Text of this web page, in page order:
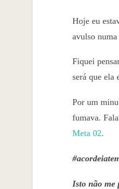
Hoje eu
avulso
Fiquei
será que ela
Por um
fumava.
Meta 02.
Isto não me